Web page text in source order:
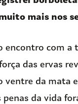
mais nos
encontro com a
das ervas
ventre da mata
penas da vida